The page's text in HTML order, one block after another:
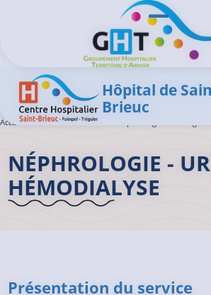
Ouvrir/
Hôpital de
Brieuc
Accueil GHT>L'offre de soins
NÉPHROLOGIE -
HÉMODIALYSE
Présentation du service
Panneau de gestion des cookies